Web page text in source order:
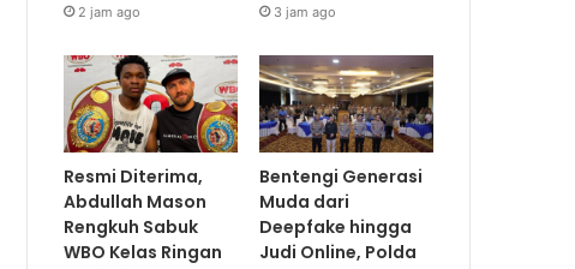
2 jam ago 3 jam ago
Resmi Diterima,
Abdullah Mason
Rengkuh Sabuk
WBO Kelas Ringan
Bentengi Generasi
Muda dari
Deepfake hingga
Judi Online, Polda